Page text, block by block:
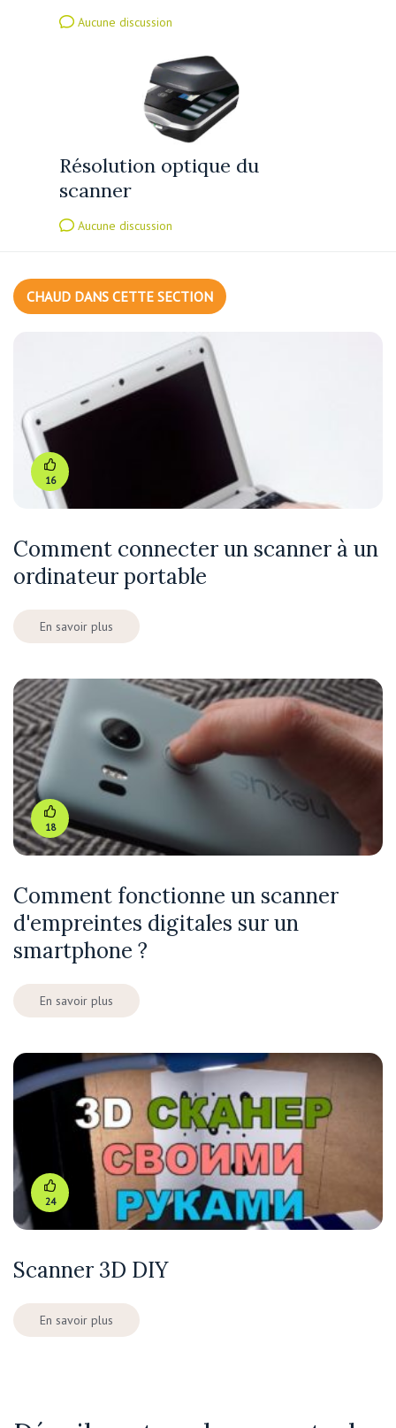
Aucune discussion
Résolution optique du
scanner
Aucune discussion
CHAUD DANS CETTE SECTION
16
Comment connecter un scanner à un
ordinateur portable
En savoir plus
18
Comment fonctionne un scanner
d'empreintes digitales sur un
smartphone ?
En savoir plus
24
Scanner 3D DIY
En savoir plus